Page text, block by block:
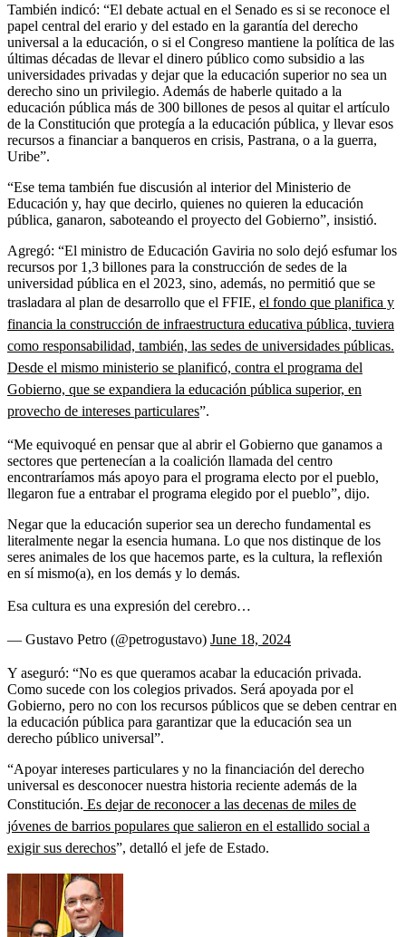
También indicó: “El debate actual en el Senado es si se reconoce el
papel central del erario y del estado en la garantía del derecho
universal a la educación, o si el Congreso mantiene la política de las
últimas décadas de llevar el dinero público como subsidio a las
universidades privadas y dejar que la educación superior no sea un
derecho sino un privilegio. Además de haberle quitado a la
educación pública más de 300 billones de pesos al quitar el artículo
de la Constitución que protegía a la educación pública, y llevar esos
recursos a financiar a banqueros en crisis, Pastrana, o a la guerra,
Uribe”.
“Ese tema también fue discusión al interior del Ministerio de
Educación y, hay que decirlo, quienes no quieren la educación
pública, ganaron, saboteando el proyecto del Gobierno”, insistió.
Agregó: “El ministro de Educación Gaviria no solo dejó esfumar los
recursos por 1,3 billones para la construcción de sedes de la
universidad pública en el 2023, sino, además, no permitió que se
trasladara al plan de desarrollo que el FFIE, el fondo que planifica y
financia la construcción de infraestructura educativa pública, tuviera
como responsabilidad, también, las sedes de universidades públicas.
Desde el mismo ministerio se planificó, contra el programa del
Gobierno, que se expandiera la educación pública superior, en
provecho de intereses particulares”.
“Me equivoqué en pensar que al abrir el Gobierno que ganamos a
sectores que pertenecían a la coalición llamada del centro
encontraríamos más apoyo para el programa electo por el pueblo,
llegaron fue a entrabar el programa elegido por el pueblo”, dijo.
Negar que la educación superior sea un derecho fundamental es
literalmente negar la esencia humana. Lo que nos distinque de los
seres animales de los que hacemos parte, es la cultura, la reflexión
en sí mismo(a), en los demás y lo demás.
Esa cultura es una expresión del cerebro…
— Gustavo Petro (@petrogustavo) June 18, 2024
Y aseguró: “No es que queramos acabar la educación privada.
Como sucede con los colegios privados. Será apoyada por el
Gobierno, pero no con los recursos públicos que se deben centrar en
la educación pública para garantizar que la educación sea un
derecho público universal”.
“Apoyar intereses particulares y no la financiación del derecho
universal es desconocer nuestra historia reciente además de la
Constitución. Es dejar de reconocer a las decenas de miles de
jóvenes de barrios populares que salieron en el estallido social a
exigir sus derechos”, detalló el jefe de Estado.